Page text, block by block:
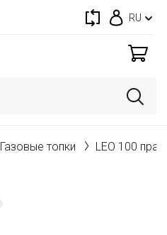
RU
Газовые топки LEO 100